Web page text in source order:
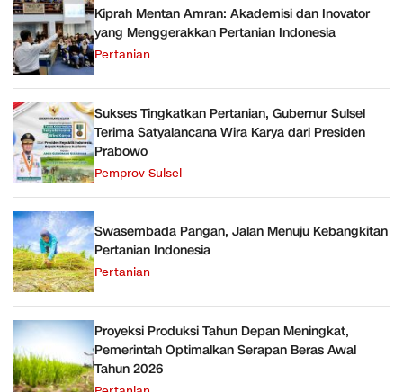
Kiprah Mentan Amran: Akademisi dan Inovator
yang Menggerakkan Pertanian Indonesia
Pertanian
Sukses Tingkatkan Pertanian, Gubernur Sulsel
Terima Satyalancana Wira Karya dari Presiden
Prabowo
Pemprov Sulsel
Swasembada Pangan, Jalan Menuju Kebangkitan
Pertanian Indonesia
Pertanian
Proyeksi Produksi Tahun Depan Meningkat,
Pemerintah Optimalkan Serapan Beras Awal
Tahun 2026